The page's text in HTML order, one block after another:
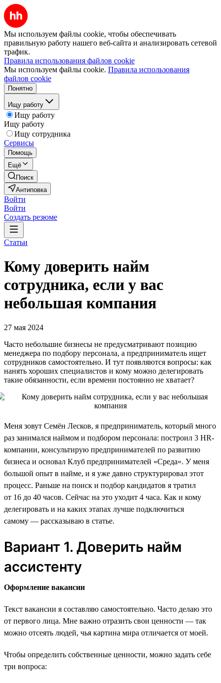
Мы используем файлы cookie, чтобы обеспечивать
правильную работу нашего веб-сайта и анализировать сетевой
трафик.
Правила использования файлов cookie
Мы используем файлы cookie. Правила использования
файлов cookie
Понятно
Ищу работу
Ищу работу
Ищу работу
Ищу сотрудника
Сервисы
Помощь
Ещё
Поиск
Антиповка
Войти
Войти
Создать резюме
Статьи
Кому доверить найм
сотрудника, если у вас
небольшая компания
27 мая 2024
Часто небольшие бизнесы не предусматривают позицию
менеджера по подбору персонала, а предприниматель ищет
сотрудников самостоятельно. И тут появляются вопросы: как
нанять хороших специалистов и кому можно делегировать
такие обязанности, если времени постоянно не хватает?
Меня зовут Семён Лесков, я предприниматель, который много
раз занимался наймом и подбором персонала: построил 3 HR-
компании, консультирую предпринимателей по развитию
бизнеса и основал Клуб предпринимателей «Среда». У меня
большой опыт в найме, и я уже давно структурировал этот
процесс. Раньше на поиск и подбор кандидатов я тратил
от 16 до 40 часов. Сейчас на это уходит 4 часа. Как и кому
делегировать и на каких этапах лучше подключиться
самому — рассказываю в статье.
Вариант 1. Доверить найм
ассистенту
Оформление вакансии
Текст вакансии я составляю самостоятельно. Часто делаю это
от первого лица. Мне важно отразить свои ценности — так
можно отсеять людей, чья картина мира отличается от моей.
Чтобы определить собственные ценности, можно задать себе
три вопроса: